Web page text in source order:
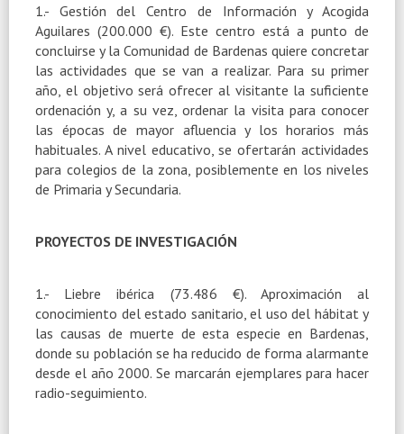
1.- Gestión del Centro de Información y Acogida
Aguilares (200.000 €). Este centro está a punto de
concluirse yla Comunidad de Bardenas quiere concretar
las actividades que se van a realizar. Para su primer
año, el objetivo será ofrecer al visitante la suficiente
ordenación y, a su vez, ordenar la visita para conocer
las épocas de mayor afluencia y los horarios más
habituales. A nivel educativo, se ofertarán actividades
para colegios de la zona, posiblemente en los niveles
de Primaria y Secundaria.
PROYECTOS DE INVESTIGACIÓN
1.- Liebre ibérica (73.486 €). Aproximación al
conocimiento del estado sanitario, el uso del hábitat y
las causas de muerte de esta especie en Bardenas,
donde su población se ha reducido de forma alarmante
desde el año 2000. Se marcarán ejemplares para hacer
radio-seguimiento.